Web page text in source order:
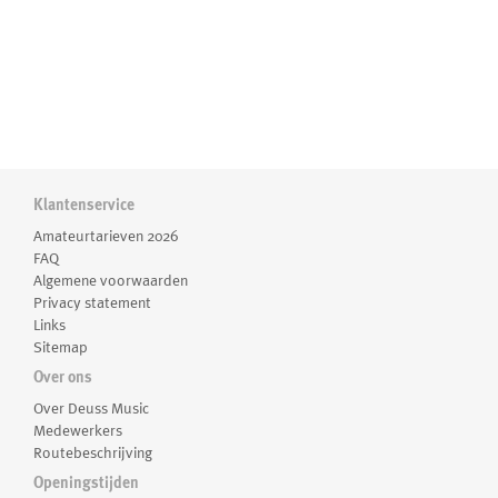
Klantenservice
Amateurtarieven 2026
FAQ
Algemene voorwaarden
Privacy statement
Links
Sitemap
Over ons
Over Deuss Music
Medewerkers
Routebeschrijving
Openingstijden